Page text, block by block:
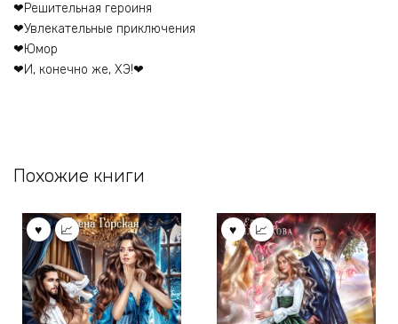
❤Решительная героиня
❤Увлекательные приключения
❤Юмор
❤И, конечно же, ХЭ!❤
Похожие книги